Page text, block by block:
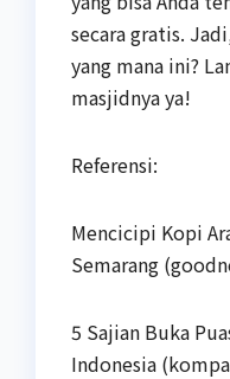
secara gratis.
yang mana ini?
masjidnya ya!
Referensi:
Mencicipi Kopi
Semarang
5 Sajian Buka
Indonesia